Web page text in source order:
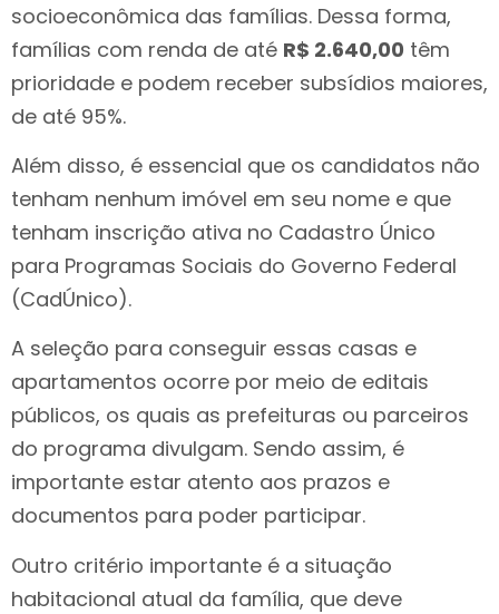
socioeconômica das famílias. Dessa forma,
famílias com renda de até R$ 2.640,00 têm
prioridade e podem receber subsídios maiores,
de até 95%.
Além disso, é essencial que os candidatos não
tenham nenhum imóvel em seu nome e que
tenham inscrição ativa no Cadastro Único
para Programas Sociais do Governo Federal
(CadÚnico).
A seleção para conseguir essas casas e
apartamentos ocorre por meio de editais
públicos, os quais as prefeituras ou parceiros
do programa divulgam. Sendo assim, é
importante estar atento aos prazos e
documentos para poder participar.
Outro critério importante é a situação
habitacional atual da família, que deve